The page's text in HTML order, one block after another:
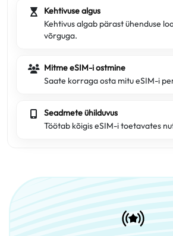
Kehtivuse algus
Kehtivus algab pärast ühenduse
võrguga.
Mitme eSIM-i ostmine
Saate korraga osta mitu eSIM-i
Seadmete ühilduvus
Töötab kõigis eSIM-i toetavates